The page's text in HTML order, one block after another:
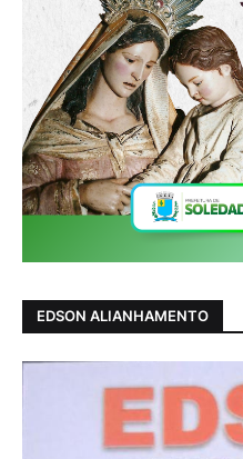
EDSON ALIANHAMENTO